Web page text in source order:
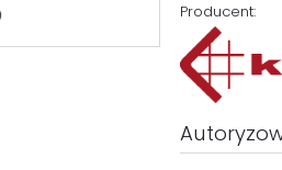
Producent: